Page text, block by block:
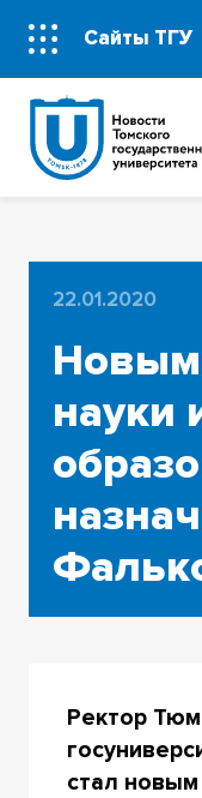
Сайты ТГУ
22.01.2020
Новым
науки
Ректор
стал